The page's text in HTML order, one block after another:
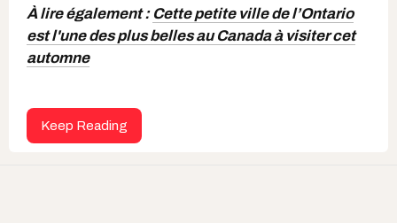
À lire également : Cette petite ville de l’Ontario
est l'une des plus belles au Canada à visiter cet
automne
Keep Reading